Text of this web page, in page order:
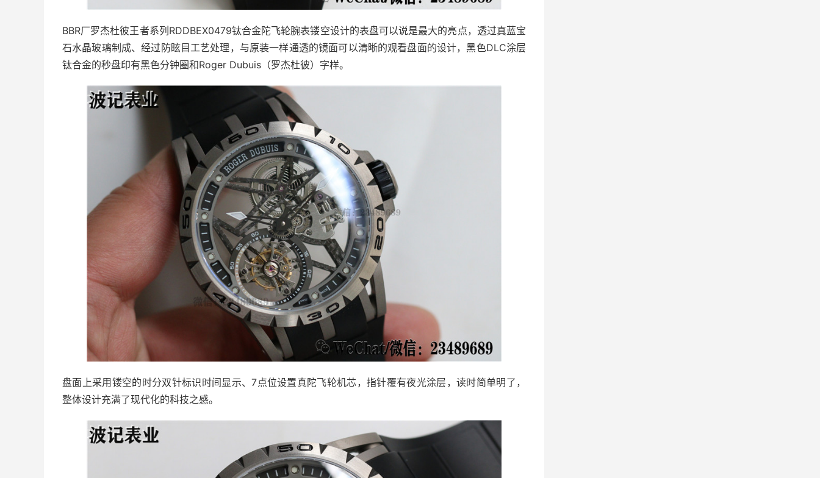
BBR厂罗杰杜彼王者系列RDDBEX0479钛合金陀飞轮腕表镂空设计的表盘可以说是最大的亮点，透过真蓝宝
石水晶玻璃制成、经过防眩目工艺处理，与原装一样通透的镜面可以清晰的观看盘面的设计，黑色DLC涂层
钛合金的秒盘印有黑色分钟圈和Roger Dubuis（罗杰杜彼）字样。
盘面上采用镂空的时分双针标识时间显示、7点位设置真陀飞轮机芯，指针覆有夜光涂层，读时简单明了，
整体设计充满了现代化的科技之感。